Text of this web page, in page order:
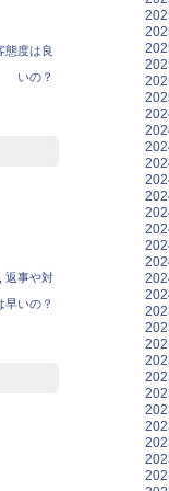
態度は良
いの？
返事や対
早いの？